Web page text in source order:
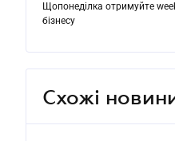
Щопонеділка отримуйте
бізнесу
Схожі